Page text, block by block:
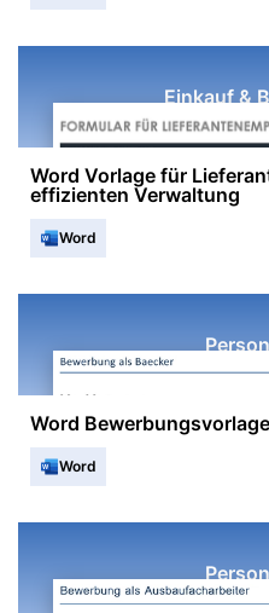
Einkauf &
Word Vorlage für
effizienten Verwaltung
Word
Word
Word